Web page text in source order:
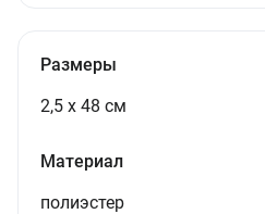
Размеры
2,5 х 48 см
Материал
полиэстер